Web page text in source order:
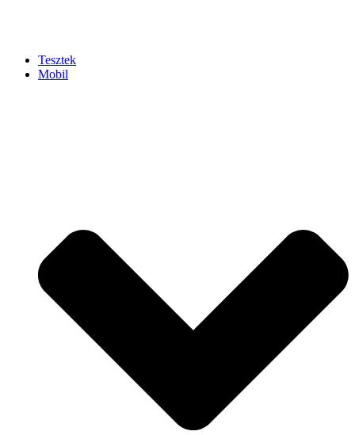
Tesztek
Mobil